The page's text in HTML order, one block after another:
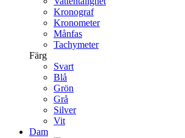
Kronograf
Kronometer
Månfas
Tachymeter
Färg
Svart
Blå
Grön
Grå
Silver
Vit
Dam